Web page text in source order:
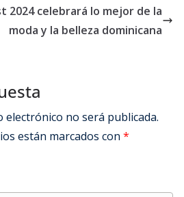
2024 celebrará lo mejor de la
moda y la belleza dominicana
electrónico no será publicada.
están marcados con *